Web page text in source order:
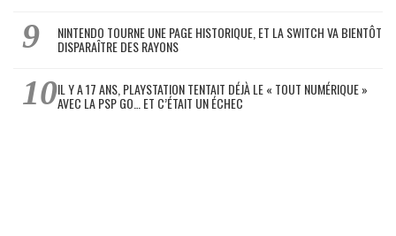
NINTENDO TOURNE UNE PAGE HISTORIQUE, ET LA SWITCH VA BIENTÔT
DISPARAÎTRE DES RAYONS
IL Y A 17 ANS, PLAYSTATION TENTAIT DÉJÀ LE « TOUT NUMÉRIQUE »
AVEC LA PSP GO… ET C’ÉTAIT UN ÉCHEC